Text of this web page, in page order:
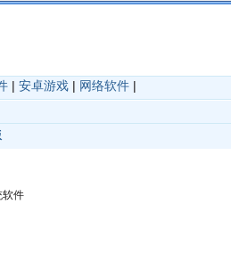
| 安卓游戏 | 网络软件 |
软件